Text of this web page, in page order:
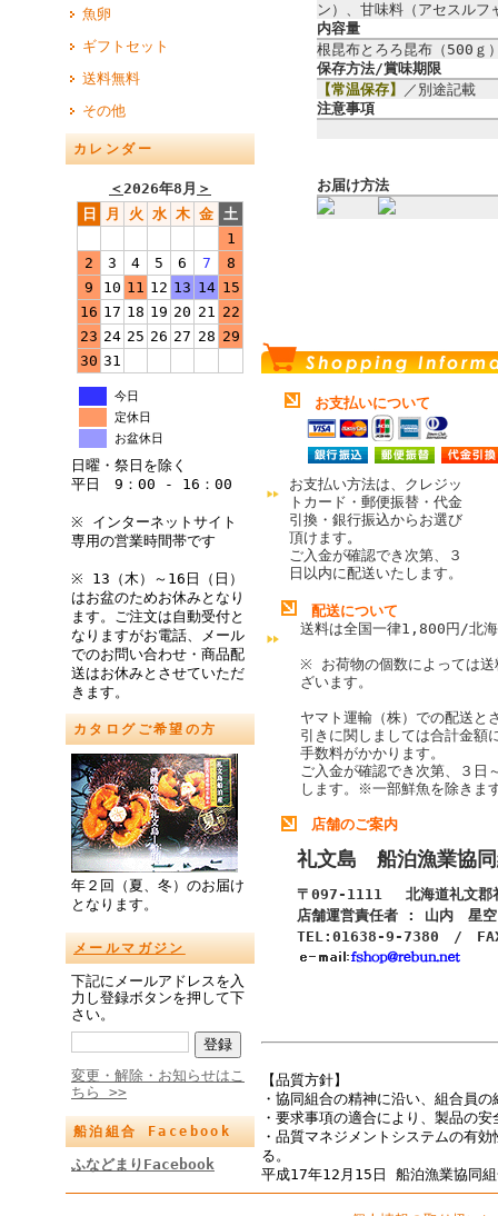
魚卵
ギフトセット
送料無料
その他
カレンダー
＜2026年8月 ＞
日
月 火 水 木 金 土
1
2
3 4 5 6 7
8
9
10 11 12 13 14 15
16 17 18 19 20 21 22
23 24 25 26 27 28 29
30 31
今日
定休日
お盆休日
日曜・祭日を除く
平日 9：00 - 16：00
※ インターネットサイト
専用の営業時間帯です
※ 13（木）～16日（日）
はお盆のためお休みとなり
ます。ご注文は自動受付と
なりますがお電話、メール
でのお問い合わせ・商品配
送はお休みとさせていただ
きます。
カタログご希望の方
年２回（夏、冬）のお届け
となります。
メールマガジン
下記にメールアドレスを入
力し登録ボタンを押して下
さい。
変更・解除・お知らせはこ
ちら >>
船泊組合 Facebook
ふなどまりFacebook
ン）、甘味料（アセスルフ
内容量
根昆布とろろ昆布（500ｇ
保存方法/賞味期限
【常温保存】
／別途記載
注意事項
お届け方法
お支払いについて
お支払い方法は、クレジッ
トカード・郵便振替・代金
引換・銀行振込からお選び
頂けます。
ご入金が確認でき次第、３
日以内に配送いたします。
配送について
送料は全国一律1,800円/北
※ お荷物の個数によっては送
ざいます。
ヤマト運輸（株）での配送と
引きに関しましては合計金額
手数料がかかります。
ご入金が確認でき次第、３日
します。
※一部鮮魚を除きま
店舗のご案内
礼文島 船泊漁業協
〒097-1111 北海道礼文郡
店舗運営責任者 : 山内 星
TEL:01638-9-7380 /
【品質方針】
・協同組合の精神に沿い、組合員
・要求事項の適合により、製品の
・品質マネジメントシステムの有
る。
平成17年12月15日 船泊漁業協同